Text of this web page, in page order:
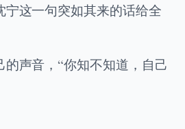
这一句突如其来的话给全
声音，“你知不知道，自己